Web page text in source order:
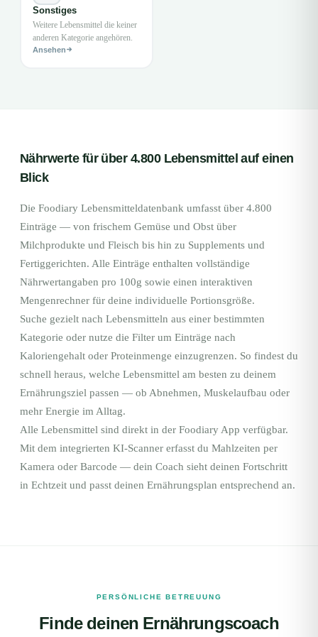
Sonstiges
Weitere Lebensmittel die keiner
anderen Kategorie angehören.
Ansehen
Nährwerte für über 4.800 Lebensmittel auf einen
Blick
Die Foodiary Lebensmitteldatenbank umfasst über 4.800
Einträge — von frischem Gemüse und Obst über
Milchprodukte und Fleisch bis hin zu Supplements und
Fertiggerichten. Alle Einträge enthalten vollständige
Nährwertangaben pro 100g sowie einen interaktiven
Mengenrechner für deine individuelle Portionsgröße.
Suche gezielt nach Lebensmitteln aus einer bestimmten
Kategorie oder nutze die Filter um Einträge nach
Kaloriengehalt oder Proteinmenge einzugrenzen. So findest du
schnell heraus, welche Lebensmittel am besten zu deinem
Ernährungsziel passen — ob Abnehmen, Muskelaufbau oder
mehr Energie im Alltag.
Alle Lebensmittel sind direkt in der Foodiary App verfügbar.
Mit dem integrierten KI-Scanner erfasst du Mahlzeiten per
Kamera oder Barcode — dein Coach sieht deinen Fortschritt
in Echtzeit und passt deinen Ernährungsplan entsprechend an.
PERSÖNLICHE BETREUUNG
Finde deinen Ernährungscoach